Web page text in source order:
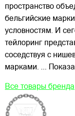
пространство
бельгийские
условностям. И
тейлоринг
соседствуя с
марками. ...
Все товары бренда